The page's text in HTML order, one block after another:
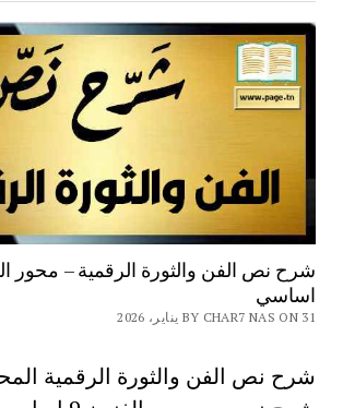
شرح نص الفن والثورة الرقمية – محور
اساسي
BY CHAR7 NAS ON 31 يناير، 2026
شرح نص الفن والثورة الرقمية